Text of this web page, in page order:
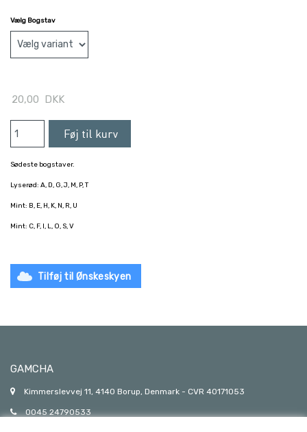
Vælg Bogstav
20,00 DKK
Sødeste bogstaver.
Lyserød: A, D, G, J, M, P, T
Mint: B, E, H, K, N, R, U
Mint: C, F, I, L, O, S, V
Tilføj til Ønskeskyen
GAMCHA
Kimmerslevvej 11, 4140 Borup, Denmark - CVR 40171053
0045 24790533